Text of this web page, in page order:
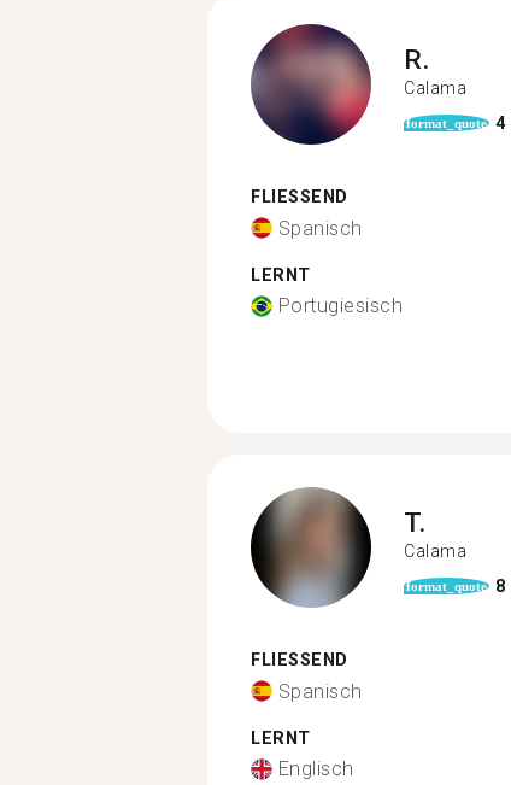
R.
Calama
format_quote 4
FLIESSEND
Spanisch
LERNT
Portugiesisch
T.
Calama
format_quote 8
FLIESSEND
Spanisch
LERNT
Englisch